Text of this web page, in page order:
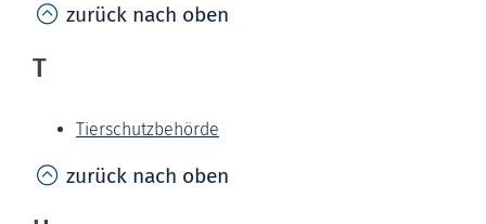
zurück nach oben
T
Tierschutzbehörde
zurück nach oben